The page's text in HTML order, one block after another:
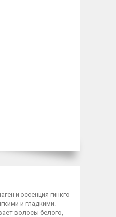
и эссенция гинкго
и гладкими.
волосы белого,